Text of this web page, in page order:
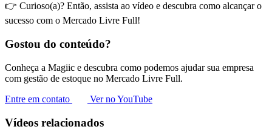
👉 Curioso(a)? Então, assista ao vídeo e descubra como alcançar o
sucesso com o Mercado Livre Full!
Gostou do conteúdo?
Conheça a Magiic e descubra como podemos ajudar sua empresa
com gestão de estoque no Mercado Livre Full.
Entre em contato
Ver no YouTube
Vídeos relacionados